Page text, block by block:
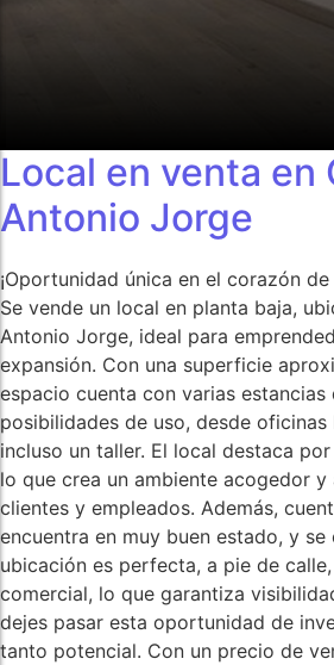
Local en venta en
Antonio Jorge
¡Oportunidad única en el corazón
Se vende un local en planta baja,
Antonio Jorge, ideal para
expansión. Con una superficie
espacio cuenta con varias
posibilidades de uso, desde oficinas
incluso un taller. El local destaca
lo que crea un ambiente acogedor
clientes y empleados. Además,
encuentra en muy buen estado, y se
ubicación es perfecta, a pie de
comercial, lo que garantiza
dejes pasar esta oportunidad de
tanto potencial. Con un precio de